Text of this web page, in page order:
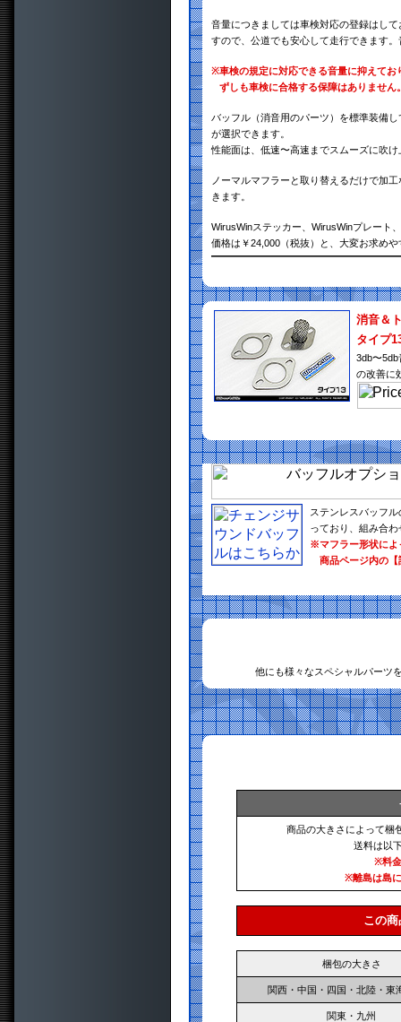
音量につきましては車検対応の登録はし
すので、公道でも安心して走行できます
※車検の規定に対応できる音量に抑えて
ずしも車検に合格する保障はありませ
バッフル（消音用のパーツ）を標準装備
が選択できます。
性能面は、低速〜高速までスムーズに吹
ノーマルマフラーと取り替えるだけで加
きます。
WirusWinステッカー、WirusWinプレート
価格は￥24,000（税抜）と、大変お求め
消音＆
タイプ
3db〜
の改善に
ステンレスバッフ
っており、組み合
※マフラー形状によ
商品ページ内の【
他にも様々なスペシャルパーツ
商品の大きさによって梱
送料は以
※料
※離島は島
この
梱包の大きさ
関西・中国・四国・北陸・東
関東・九州